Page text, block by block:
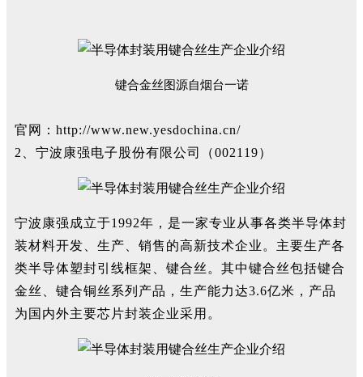
键合金丝图源自烟台一诺
官网： http://www.new.yesdochina.cn/
2、宁波康强电子股份有限公司（002119）
宁波康强成立于1992年，是一家专业从事各类半导体封
装材料开发、生产、销售的高新技术企业。主要生产各
类半导体塑封引线框架、键合丝。其中键合丝包括键合
金丝、键合铜丝系列产品，生产能力达3.6亿米，产品
为国内外主要芯片封装企业采用。